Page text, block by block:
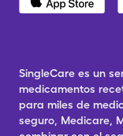
SingleCare es un
medicamentos
para miles de
seguro, Medicare,